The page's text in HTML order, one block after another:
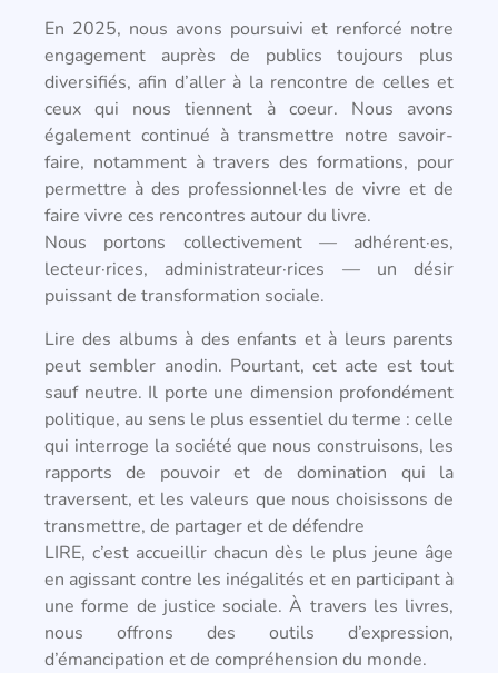
En 2025, nous avons poursuivi et renforcé notre
engagement auprès de publics toujours plus
diversifiés, afin d’aller à la rencontre de celles et
ceux qui nous tiennent à coeur. Nous avons
également continué à transmettre notre savoir-
faire, notamment à travers des formations, pour
permettre à des professionnel·les de vivre et de
faire vivre ces rencontres autour du livre.
Nous portons collectivement — adhérent·es,
lecteur·rices, administrateur·rices — un désir
puissant de transformation sociale.
Lire des albums à des enfants et à leurs parents
peut sembler anodin. Pourtant, cet acte est tout
sauf neutre. Il porte une dimension profondément
politique, au sens le plus essentiel du terme : celle
qui interroge la société que nous construisons, les
rapports de pouvoir et de domination qui la
traversent, et les valeurs que nous choisissons de
transmettre, de partager et de défendre
LIRE, c’est accueillir chacun dès le plus jeune âge
en agissant contre les inégalités et en participant à
une forme de justice sociale. À travers les livres,
nous offrons des outils d’expression,
d’émancipation et de compréhension du monde.